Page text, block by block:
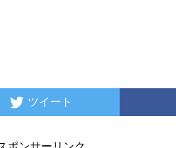
ツイート